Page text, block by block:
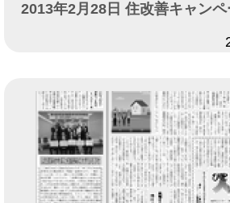
2013年2月28日 住改善キャン